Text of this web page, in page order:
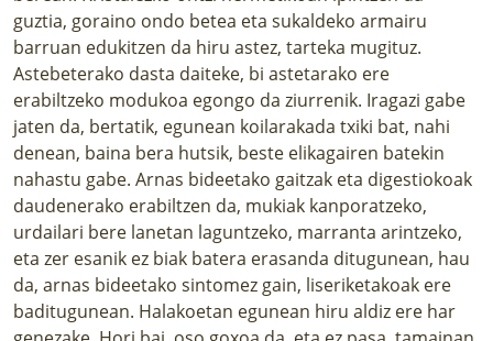
guztia, goraino ondo betea eta sukaldeko armairu
barruan edukitzen da hiru astez, tarteka mugituz.
Astebeterako dasta daiteke, bi astetarako ere
erabiltzeko modukoa egongo da ziurrenik. Iragazi gabe
jaten da, bertatik, egunean koilarakada txiki bat, nahi
denean, baina bera hutsik, beste elikagairen batekin
nahastu gabe. Arnas bideetako gaitzak eta digestiokoak
daudenerako erabiltzen da, mukiak kanporatzeko,
urdailari bere lanetan laguntzeko, marranta arintzeko,
eta zer esanik ez biak batera erasanda ditugunean, hau
da, arnas bideetako sintomez gain, liseriketakoak ere
baditugunean. Halakoetan egunean hiru aldiz ere har